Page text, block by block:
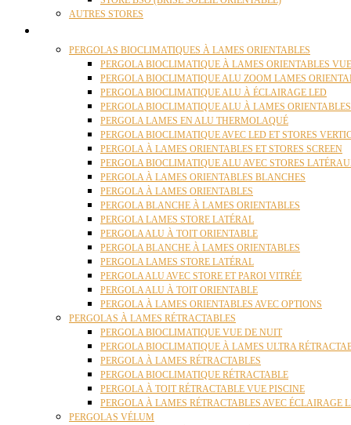
AUTRES STORES
PERGOLAS BIOCLIMATIQUES À LAMES ORIENTABLES
PERGOLA BIOCLIMATIQUE À LAMES ORIENTABLES
PERGOLA BIOCLIMATIQUE ALU ZOOM LAMES
PERGOLA BIOCLIMATIQUE ALU À ÉCLAIRAGE LED
PERGOLA BIOCLIMATIQUE ALU À LAMES
PERGOLA LAMES EN ALU THERMOLAQUÉ
PERGOLA BIOCLIMATIQUE AVEC LED ET STORES
PERGOLA À LAMES ORIENTABLES ET STORES SCREEN
PERGOLA BIOCLIMATIQUE ALU AVEC STORES
PERGOLA À LAMES ORIENTABLES BLANCHES
PERGOLA À LAMES ORIENTABLES
PERGOLA BLANCHE À LAMES ORIENTABLES
PERGOLA LAMES STORE LATÉRAL
PERGOLA ALU À TOIT ORIENTABLE
PERGOLA BLANCHE À LAMES ORIENTABLES
PERGOLA LAMES STORE LATÉRAL
PERGOLA ALU AVEC STORE ET PAROI VITRÉE
PERGOLA ALU À TOIT ORIENTABLE
PERGOLA À LAMES ORIENTABLES AVEC OPTIONS
PERGOLAS À LAMES RÉTRACTABLES
PERGOLA BIOCLIMATIQUE VUE DE NUIT
PERGOLA BIOCLIMATIQUE À LAMES ULTRA
PERGOLA À LAMES RÉTRACTABLES
PERGOLA BIOCLIMATIQUE RÉTRACTABLE
PERGOLA À TOIT RÉTRACTABLE VUE PISCINE
PERGOLA À LAMES RÉTRACTABLES AVEC ÉCLAIRAGE
PERGOLAS VÉLUM